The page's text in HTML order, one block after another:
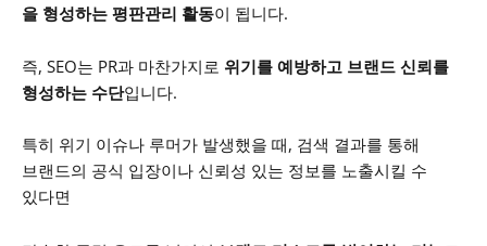
을 형성하는 평판관리 활동이 됩니다.
즉, SEO는 PR과 마찬가지로 위기를 예방하고 브랜드 신뢰를
형성하는 수단입니다.
특히 위기 이슈나 루머가 발생했을 때, 검색 결과를 통해
브랜드의 공식 입장이나 신뢰성 있는 정보를 노출시킬 수
있다면